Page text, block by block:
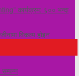
कार्यक्रम: ६०० भन्दा
विकल्प होइन
सम्पन्न